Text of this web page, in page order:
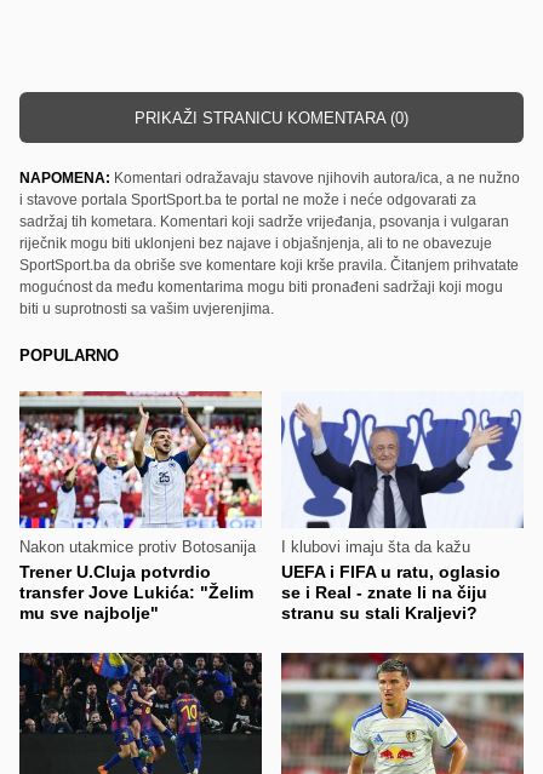
PRIKAŽI STRANICU KOMENTARA (0)
NAPOMENA: Komentari odražavaju stavove njihovih autora/ica, a ne nužno
i stavove portala SportSport.ba te portal ne može i neće odgovarati za
sadržaj tih kometara. Komentari koji sadrže vrijeđanja, psovanja i vulgaran
riječnik mogu biti uklonjeni bez najave i objašnjenja, ali to ne obavezuje
SportSport.ba da obriše sve komentare koji krše pravila. Čitanjem prihvatate
mogućnost da među komentarima mogu biti pronađeni sadržaji koji mogu
biti u suprotnosti sa vašim uvjerenjima.
POPULARNO
Nakon utakmice protiv Botosanija
Trener U.Cluja potvrdio
transfer Jove Lukića: "Želim
mu sve najbolje"
I klubovi imaju šta da kažu
UEFA i FIFA u ratu, oglasio
se i Real - znate li na čiju
stranu su stali Kraljevi?